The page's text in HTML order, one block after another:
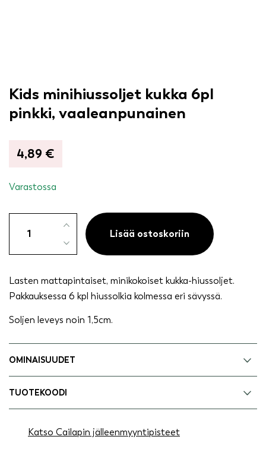
Kids minihiussoljet kukka 6pl
pinkki, vaaleanpunainen
4,89 €
Varastossa
minihiussoljet
pinkki,
vaaleanpunainen
Lisää ostoskoriin
Lasten mattapintaiset, minikokoiset kukka-hiussoljet.
Pakkauksessa 6 kpl hiussolkia kolmessa eri sävyssä.
Soljen leveys noin 1,5cm.
OMINAISUUDET
TUOTEKOODI
Katso Cailapin jälleenmyyntipisteet